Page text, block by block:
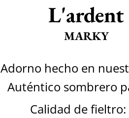
L'ardent
MARKY
Adorno hecho en
Auténtico sombrero
Calidad de fieltro: